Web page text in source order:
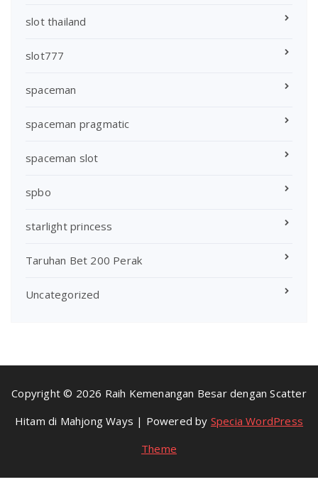
slot thailand
slot777
spaceman
spaceman pragmatic
spaceman slot
spbo
starlight princess
Taruhan Bet 200 Perak
Uncategorized
Copyright © 2026 Raih Kemenangan Besar dengan Scatter
Hitam di Mahjong Ways | Powered by Specia WordPress
Theme